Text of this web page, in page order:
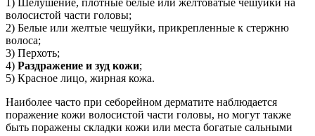
1) Шелушение, плотные белые или желтоватые чешуйки на
волосистой части головы;
2) Белые или желтые чешуйки, прикрепленные к стержню
волоса;
3) Перхоть;
4) Раздражение и зуд кожи;
5) Красное лицо, жирная кожа.
Наиболее часто при себорейном дерматите наблюдается
поражение кожи волосистой части головы, но могут также
быть поражены складки кожи или места богатые сальными